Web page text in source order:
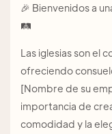
🎉 Bienvenidos a
🛤️
Las iglesias son el
ofreciendo
[Nombre de su
importancia de
comodidad y la